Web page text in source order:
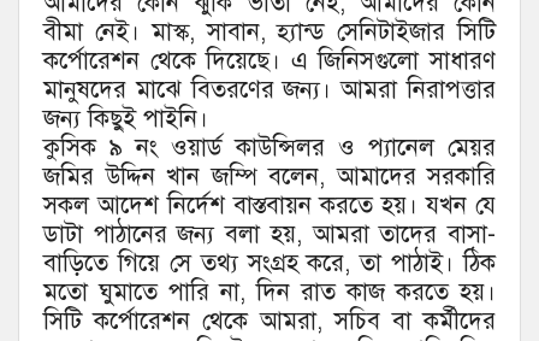
বীমা নেই। মাস্ক, সাবান, হ্যান্ড সেনিটাইজার সিটি
কর্পোরেশন থেকে দিয়েছে। এ জিনিসগুলো সাধারণ
মানুষদের মাঝে বিতরণের জন্য। আমরা নিরাপত্তার
জন্য কিছুই পাইনি।
কুসিক ৯ নং ওয়ার্ড কাউন্সিলর ও প্যানেল মেয়র
জমির উদ্দিন খান জম্পি বলেন, আমাদের সরকারি
সকল আদেশ নির্দেশ বাস্তবায়ন করতে হয়। যখন যে
ডাটা পাঠানের জন্য বলা হয়, আমরা তাদের বাসা-
বাড়িতে গিয়ে সে তথ্য সংগ্রহ করে, তা পাঠাই। ঠিক
মতো ঘুমাতে পারি না, দিন রাত কাজ করতে হয়।
সিটি কর্পোরেশন থেকে আমরা, সচিব বা কর্মীদের